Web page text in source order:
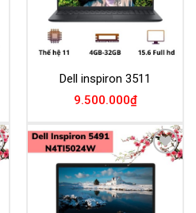
Dell inspiron 3511
9.500.000₫
Add to
Wishlist